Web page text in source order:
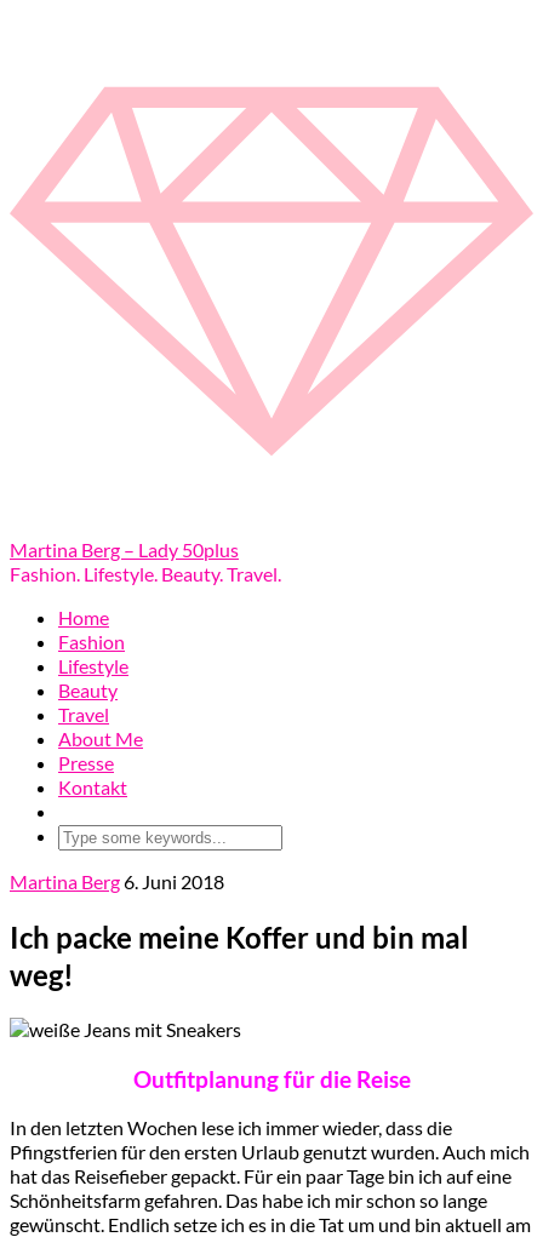
Martina Berg – Lady 50plus
Fashion. Lifestyle. Beauty. Travel.
Home
Fashion
Lifestyle
Beauty
Travel
About Me
Presse
Kontakt
Martina Berg6. Juni 2018
Ich packe meine Koffer und bin mal
weg!
Outfitplanung für die Reise
In den letzten Wochen lese ich immer wieder, dass die
Pfingstferien für den ersten Urlaub genutzt wurden. Auch mich
hat das Reisefieber gepackt. Für ein paar Tage bin ich auf eine
Schönheitsfarm gefahren. Das habe ich mir schon so lange
gewünscht. Endlich setze ich es in die Tat um und bin aktuell am